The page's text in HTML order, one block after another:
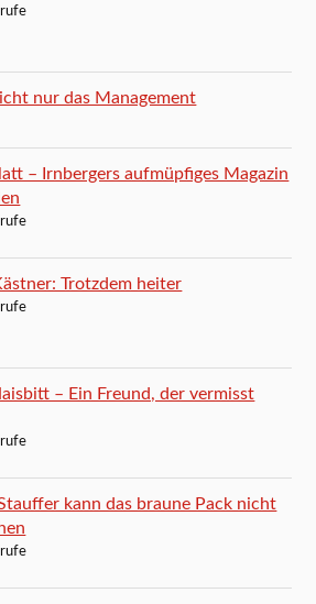
nur das Management
– Irnbergers aufmüpfiges Magazin
Trotzdem heiter
– Ein Freund, der vermisst
kann das braune Pack nicht